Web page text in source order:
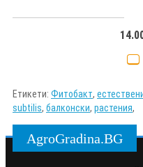
Етикети: Фитобакт,
subtilis, балконски, растения,
AgroGradina.BG